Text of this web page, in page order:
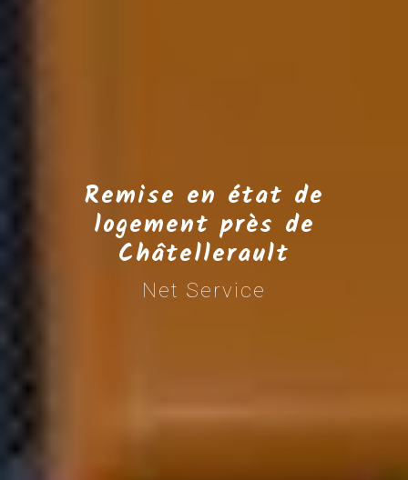
Remise en état de
logement près de
Châtellerault
Net Service